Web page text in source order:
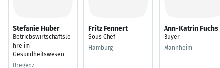
Stefanie Huber
Betriebswirtschaftsle
hre im
Gesundheitswesen
Bregenz
Fritz Fennert
Sous Chef
Hamburg
Ann-Katrin Fuchs
Buyer
Mannheim